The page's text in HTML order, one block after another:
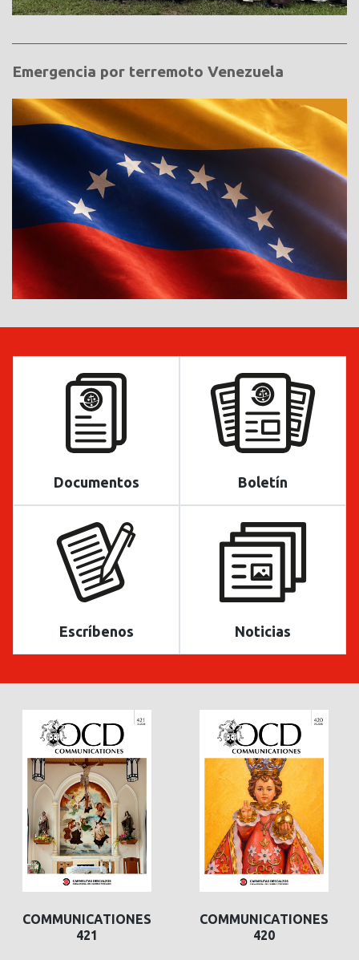
Emergencia por terremoto Venezuela
Documentos Boletín
Escríbenos Noticias
COMMUNICATIONES
421
COMMUNICATIONES
420